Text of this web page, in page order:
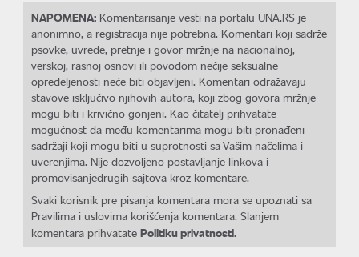
NAPOMENA: Komentarisanje vesti na portalu UNA.RS je
anonimno, a registracija nije potrebna. Komentari koji sadrže
psovke, uvrede, pretnje i govor mržnje na nacionalnoj,
verskoj, rasnoj osnovi ili povodom nečije seksualne
opredeljenosti neće biti objavljeni. Komentari odražavaju
stavove isključivo njihovih autora, koji zbog govora mržnje
mogu biti i krivično gonjeni. Kao čitatelj prihvatate
mogućnost da među komentarima mogu biti pronađeni
sadržaji koji mogu biti u suprotnosti sa Vašim načelima i
uverenjima. Nije dozvoljeno postavljanje linkova i
promovisanjedrugih sajtova kroz komentare.
Svaki korisnik pre pisanja komentara mora se upoznati sa
Pravilima i uslovima korišćenja komentara. Slanjem
komentara prihvatate Politiku privatnosti.